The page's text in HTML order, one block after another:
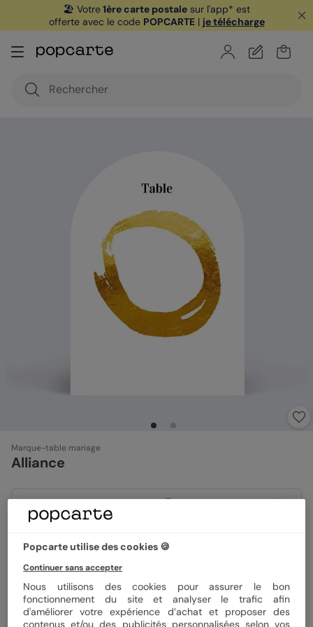
🏖️ Votre1ère carte postale sur l'app* est
offerte avec le code POPCARTE| je télécharge
Marque-table mariage
Alliance
Format
Papier
Quantité 1 carte
Popcarte utilise des cookies 🍪
Continuer sans accepter
Nous utilisons des cookies pour assurer le bon
fonctionnement du site et analyser le trafic afin
d'améliorer votre expérience d’achat et proposer des
contenus et/ou des publicités personnalisées selon vos